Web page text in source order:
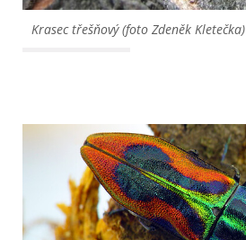
Krasec třešňový (foto Zdeněk Kletečka)